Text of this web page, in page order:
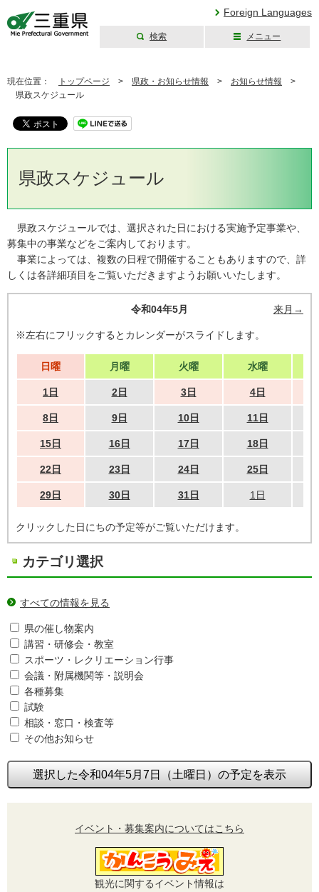
Foreign Languages
検索 メニュー
現在位置： トップページ > 県政・お知らせ情報 > お知らせ情報 >
県政スケジュール
県政スケジュール
県政スケジュールでは、選択された日における実施予定事業や、
募集中の事業などをご案内しております。
事業によっては、複数の日程で開催することもありますので、詳
しくは各詳細項目をご覧いただきますようお願いいたします。
令和04年5月 来月→
※左右にフリックするとカレンダーがスライドします。
日曜 月曜 火曜 水曜
1日 2日 3日 4日
8日 9日 10日 11日
15日 16日 17日 18日
22日 23日 24日 25日
29日 30日 31日 1日
クリックした日にちの予定等がご覧いただけます。
カテゴリ選択
すべての情報を見る
県の催し物案内
講習・研修会・教室
スポーツ・レクリエーション行事
会議・附属機関等・説明会
各種募集
試験
相談・窓口・検査等
その他お知らせ
選択した令和04年5月7日（土曜日）の予定を表示
イベント・募集案内についてはこちら
観光に関するイベント情報は